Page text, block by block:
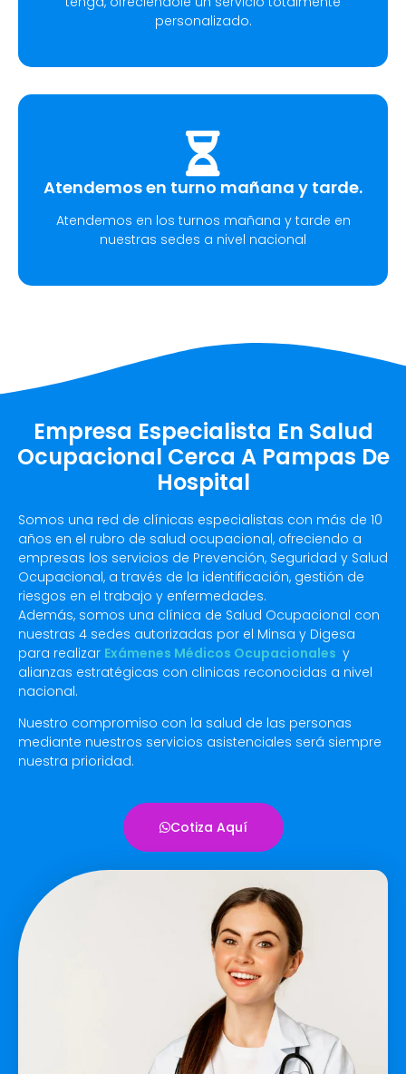
personalizado.
Atendemos en turno mañana y tarde.
Atendemos en los turnos mañana y tarde en
nuestras sedes a nivel nacional
Empresa Especialista En Salud
Ocupacional Cerca A Pampas De
Hospital
Somos una red de clínicas especialistas con más de 10
años en el rubro de salud ocupacional, ofreciendo a
empresas los servicios de Prevención, Seguridad y Salud
Ocupacional, a través de la identificación, gestión de
riesgos en el trabajo y enfermedades.
Además, somos una clínica de Salud Ocupacional con
nuestras 4 sedes autorizadas por el Minsa y Digesa
para realizar Exámenes Médicos Ocupacionales y
alianzas estratégicas con clinicas reconocidas a nivel
nacional.
Nuestro compromiso con la salud de las personas
mediante nuestros servicios asistenciales será siempre
nuestra prioridad.
Cotiza Aquí